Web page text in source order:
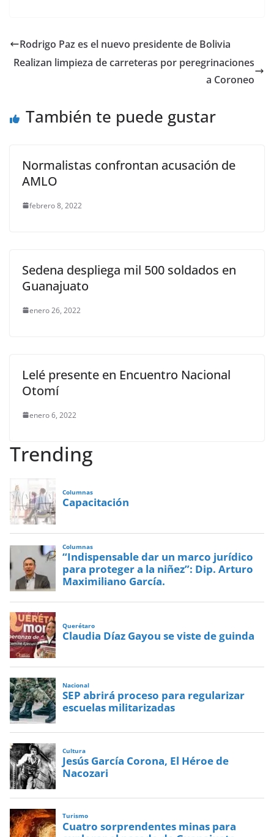
e
b
k
er l s
A
e
n
gr
a
p
ar
tir
Rodrigo Paz es el nuevo presidente de Bolivia
Realizan limpieza de carreteras por peregrinaciones
a Coroneo
También te puede gustar
Normalistas confrontan acusación de
AMLO
febrero 8, 2022
Sedena despliega mil 500 soldados en
Guanajuato
enero 26, 2022
Lelé presente en Encuentro Nacional
Otomí
enero 6, 2022
Trending